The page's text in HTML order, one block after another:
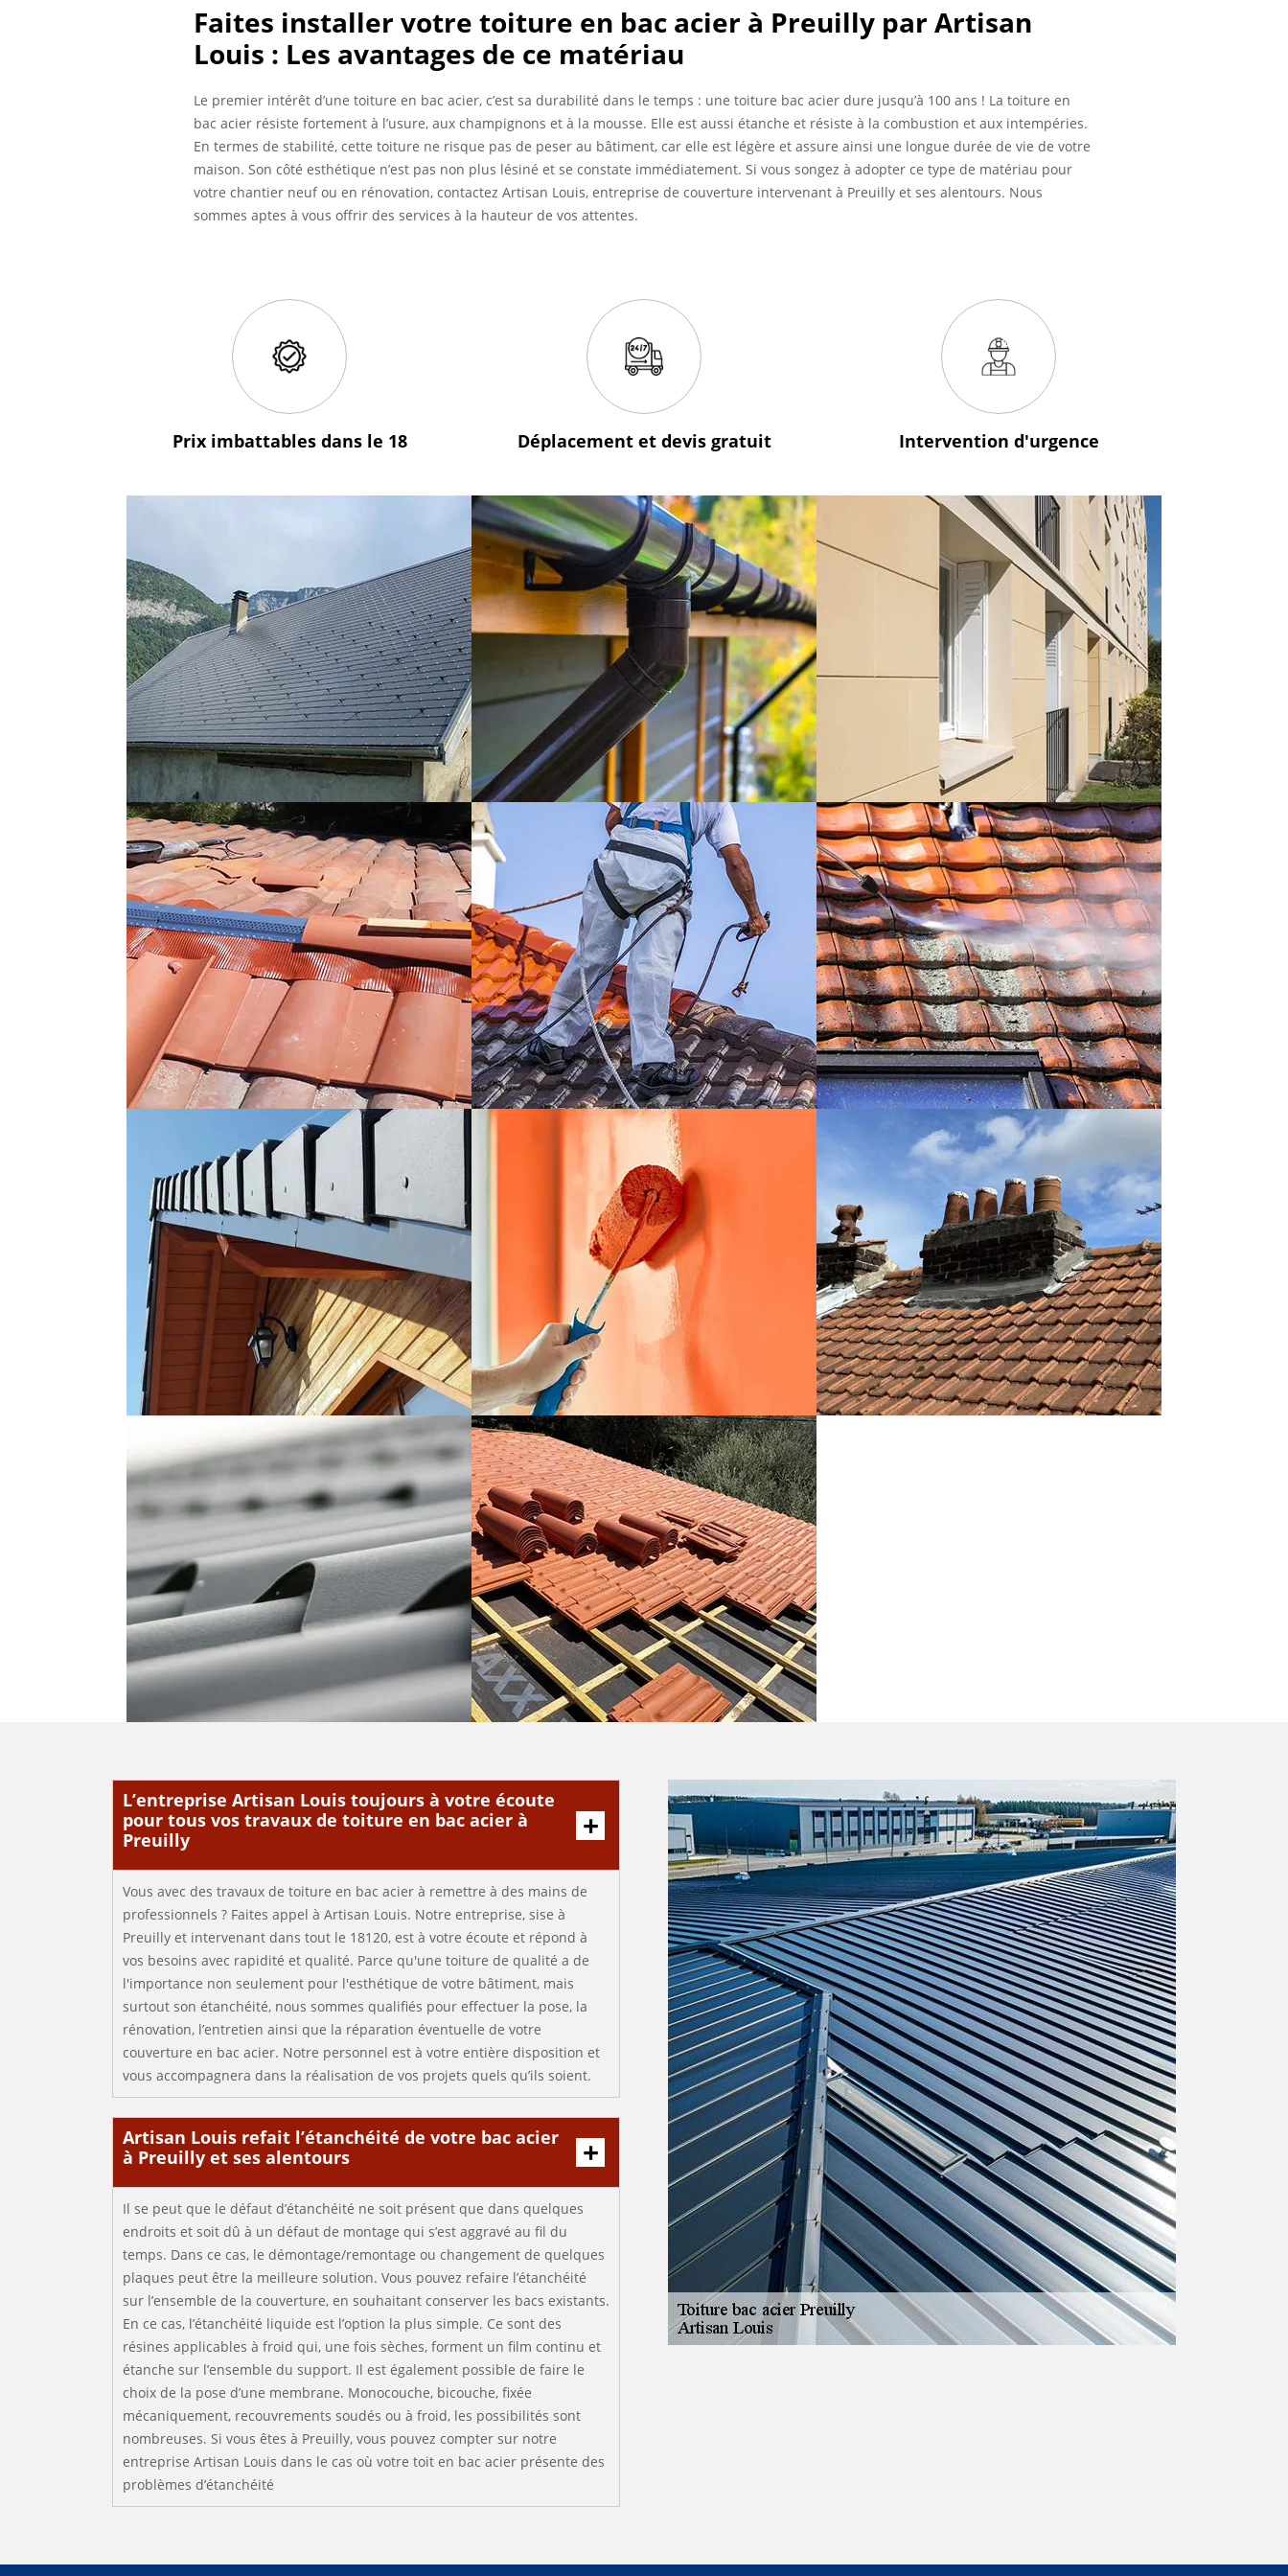
Faites installer votre toiture en bac acier à Preuilly par Artisan
Louis : Les avantages de ce matériau
Le premier intérêt d’une toiture en bac acier, c’est sa durabilité dans le temps : une toiture bac acier dure jusqu’à 100 ans ! La toiture en
bac acier résiste fortement à l’usure, aux champignons et à la mousse. Elle est aussi étanche et résiste à la combustion et aux intempéries.
En termes de stabilité, cette toiture ne risque pas de peser au bâtiment, car elle est légère et assure ainsi une longue durée de vie de votre
maison. Son côté esthétique n’est pas non plus lésiné et se constate immédiatement. Si vous songez à adopter ce type de matériau pour
votre chantier neuf ou en rénovation, contactez Artisan Louis, entreprise de couverture intervenant à Preuilly et ses alentours. Nous
sommes aptes à vous offrir des services à la hauteur de vos attentes.
Prix imbattables dans le 18 Déplacement et devis gratuit Intervention d'urgence
L’entreprise Artisan Louis toujours à votre écoute
pour tous vos travaux de toiture en bac acier à
Preuilly
Vous avec des travaux de toiture en bac acier à remettre à des mains de
professionnels ? Faites appel à Artisan Louis. Notre entreprise, sise à
Preuilly et intervenant dans tout le 18120, est à votre écoute et répond à
vos besoins avec rapidité et qualité. Parce qu'une toiture de qualité a de
l'importance non seulement pour l'esthétique de votre bâtiment, mais
surtout son étanchéité, nous sommes qualifiés pour effectuer la pose, la
rénovation, l’entretien ainsi que la réparation éventuelle de votre
couverture en bac acier. Notre personnel est à votre entière disposition et
vous accompagnera dans la réalisation de vos projets quels qu’ils soient.
Artisan Louis refait l’étanchéité de votre bac acier
à Preuilly et ses alentours
Il se peut que le défaut d’étanchéité ne soit présent que dans quelques
endroits et soit dû à un défaut de montage qui s’est aggravé au fil du
temps. Dans ce cas, le démontage/remontage ou changement de quelques
plaques peut être la meilleure solution. Vous pouvez refaire l’étanchéité
sur l’ensemble de la couverture, en souhaitant conserver les bacs existants.
En ce cas, l’étanchéité liquide est l’option la plus simple. Ce sont des
résines applicables à froid qui, une fois sèches, forment un film continu et
étanche sur l’ensemble du support. Il est également possible de faire le
choix de la pose d’une membrane. Monocouche, bicouche, fixée
mécaniquement, recouvrements soudés ou à froid, les possibilités sont
nombreuses. Si vous êtes à Preuilly, vous pouvez compter sur notre
entreprise Artisan Louis dans le cas où votre toit en bac acier présente des
problèmes d’étanchéité